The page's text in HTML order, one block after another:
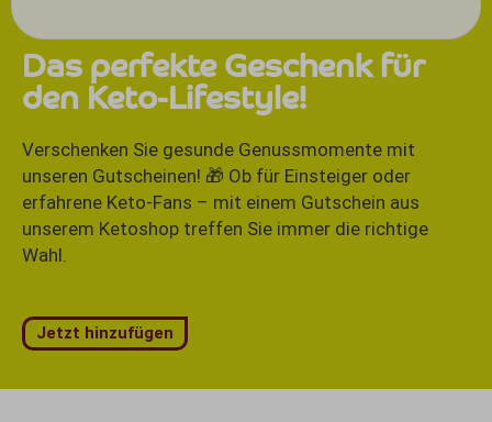
Das perfekte Geschenk für
den Keto-Lifestyle!
Verschenken Sie gesunde Genussmomente mit
unseren Gutscheinen! 🎁 Ob für Einsteiger oder
erfahrene Keto-Fans – mit einem Gutschein aus
unserem Ketoshop treffen Sie immer die richtige
Wahl.
Jetzt hinzufügen